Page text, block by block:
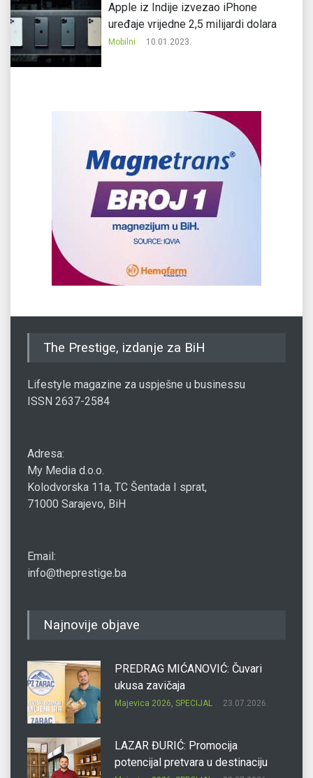
Apple iz Indije izvezao iPhone
uređaje vrijedne 2,5 milijardi dolara
Mobilni 10.01.2023.
The Prestige, izdanje za BiH
Lifestyle magazine za uspješne u businessu
ISSN 2637-2584
Adresa:
My Media d.o.o.
Kolodvorska 11a, TC Šentada I sprat,
71000 Sarajevo, BiH
Email:
info@theprestige.ba
Najnovije objave
PREDRAG MIĆANOVIĆ: Čuvari
ukusa zavičaja
Majevica 2026, SPECIJAL 23.07.2026.
LAZAR ĐURIĆ: Promocija
potencijal pretvara u destinaciju